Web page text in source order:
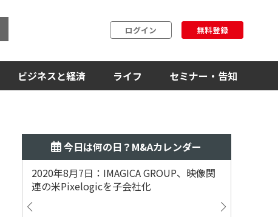
ログイン 無料登録
ビジネスと経済 ライフ セミナー・告知
今日は何の日？M&Aカレンダー
2020年8月7日：IMAGICA GROUP、映像関
連の米Pixelogicを子会社化